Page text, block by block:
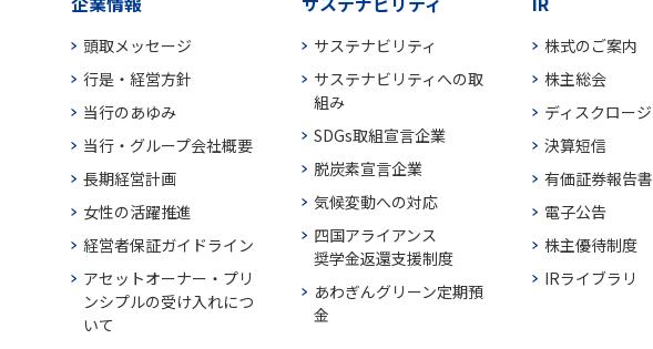
頭取メッセージ
行是・経営方針
当行のあゆみ
当行・グループ会社概要
長期経営計画
女性の活躍推進
経営者保証ガイドライン
アセットオーナー・プリ
ンシプルの受け入れにつ
いて
サステナビリティ
サステナビリティへの取
組み
SDGs取組宣言企業
脱炭素宣言企業
気候変動への対応
四国アライアンス
奨学金返還支援制度
あわぎんグリーン定期預
金
株式のご案内
株主総会
ディスクロー
決算短信
有価証券報告書
電子公告
株主優待制度
IRライブラリ